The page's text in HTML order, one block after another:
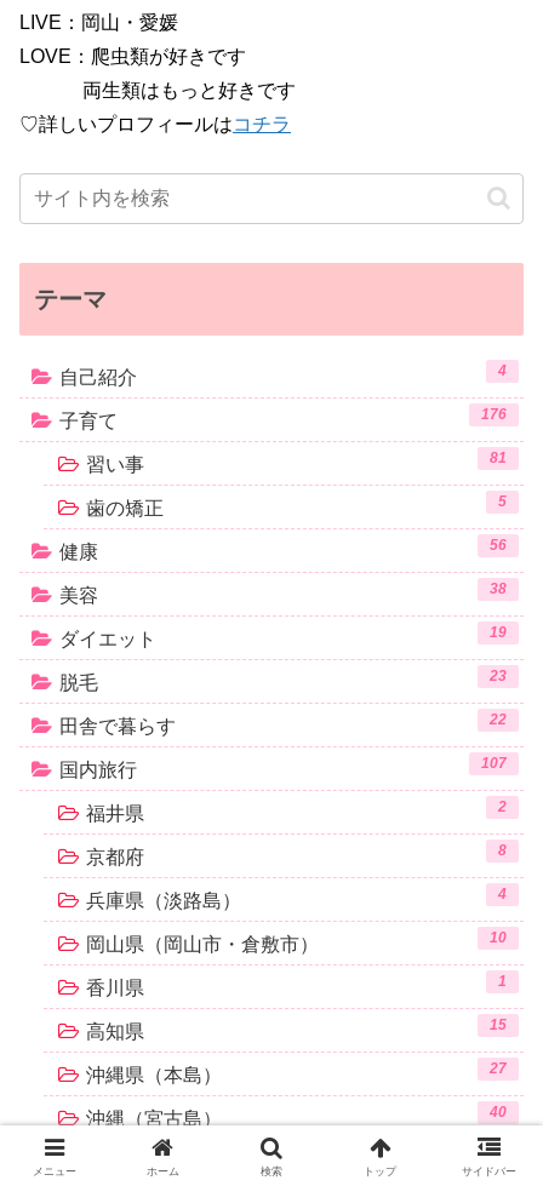
LIVE：岡山・愛媛
LOVE：爬虫類が好きです
両生類はもっと好きです
♡詳しいプロフィールはコチラ
テーマ
自己紹介 4
子育て 176
習い事 81
歯の矯正 5
健康 56
美容 38
ダイエット 19
脱毛 23
田舎で暮らす 22
国内旅行 107
福井県 2
京都府 8
兵庫県（淡路島） 4
岡山県（岡山市・倉敷市） 10
香川県 1
高知県 15
沖縄県（本島） 27
沖縄（宮古島） 40
海外旅行 117
メニュー ホーム 検索 トップ サイドバー